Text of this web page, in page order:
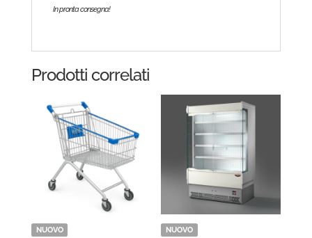
In pronta consegna!
Prodotti correlati
NUOVO NUOVO